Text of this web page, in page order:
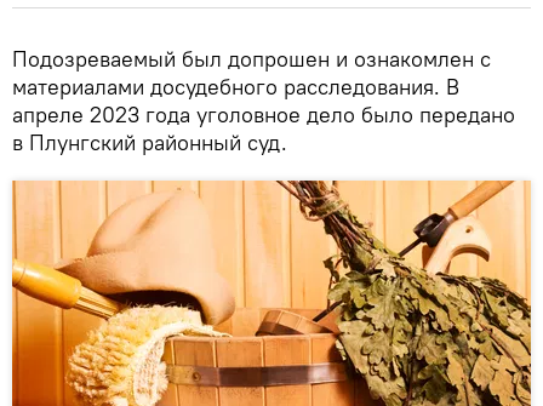
Подозреваемый был допрошен и ознакомлен с
материалами досудебного расследования. В
апреле 2023 года уголовное дело было передано
в Плунгский районный суд.